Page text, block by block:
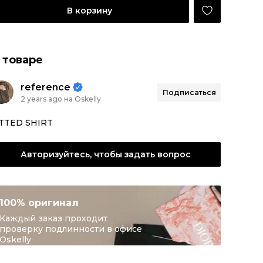
В корзину
reference
2 years ago на Oskelly
Подписаться
SHIRT
Авторизуйтесь, чтобы задать вопрос
100% оригинал
Каждый заказ проходит
проверку подлинности в офисе
Oskelly